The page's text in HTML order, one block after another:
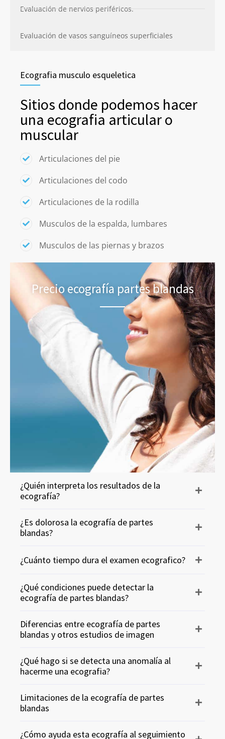
Evaluación de nervios periféricos.
Evaluación de vasos sanguíneos superficiales
Ecografia musculo esqueletica
Sitios donde podemos hacer
una ecografia articular o
muscular
Articulaciones del pie
Articulaciones del codo
Articulaciones de la rodilla
Musculos de la espalda, lumbares
Musculos de las piernas y brazos
Precio ecografía partes blandas
¿Quién interpreta los resultados de la
ecografía?
¿Es dolorosa la ecografía de partes
blandas?
¿Cuánto tiempo dura el examen ecografico?
¿Qué condiciones puede detectar la
ecografía de partes blandas?
Diferencias entre ecografía de partes
blandas y otros estudios de imagen
¿Qué hago si se detecta una anomalía al
hacerme una ecografia?
Limitaciones de la ecografía de partes
blandas
¿Cómo ayuda esta ecografía al seguimiento